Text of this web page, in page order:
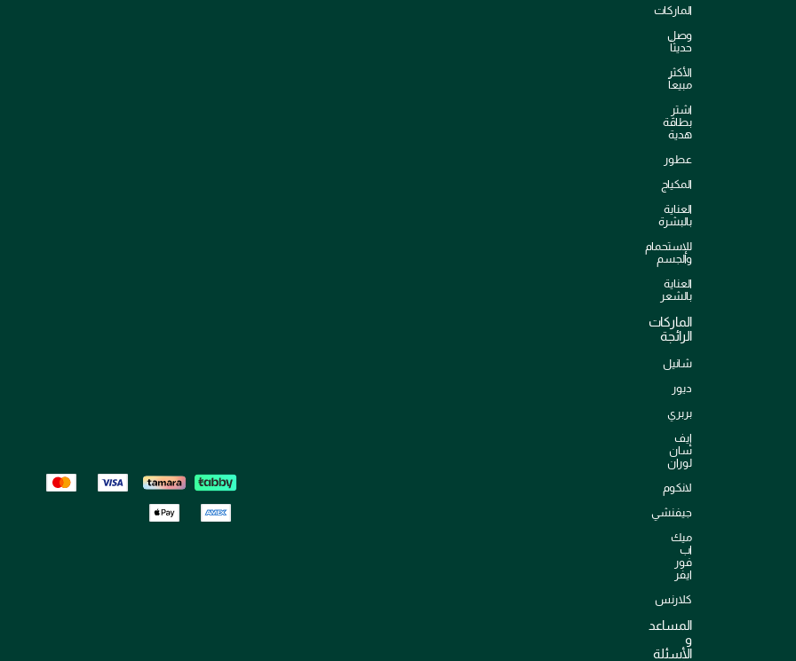
الماركات
وصل
حديثاً
الأكثر
مبيعاً
اشترِ
بطاقة
هدية
عطور
المكياج
العناية
بالبشرة
للإستحمام
والجسم
العناية
بالشعر
الماركات
الرائجة
شانيل
ديور
بربري
إيف
سان
لوران
لانكوم
جيفنشي
ميك
اب
فور
ايفر
كلارنس
المساعد
و
الأسئلة